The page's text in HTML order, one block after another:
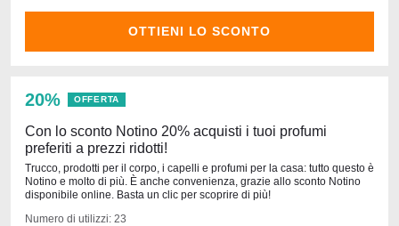
OTTIENI LO SCONTO
20% OFFERTA
Con lo sconto Notino 20% acquisti i tuoi profumi
preferiti a prezzi ridotti!
Trucco, prodotti per il corpo, i capelli e profumi per la casa: tutto questo è
Notino e molto di più. È anche convenienza, grazie allo sconto Notino
disponibile online. Basta un clic per scoprire di più!
Numero di utilizzi: 23